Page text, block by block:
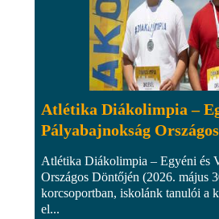
Atlétika Diákolimpia –
Pályabajnokság
Atlétika Diákolimpia – Egyéni és
Országos Döntőjén (2026. május
korcsoportban, iskolánk tanulói a
el...